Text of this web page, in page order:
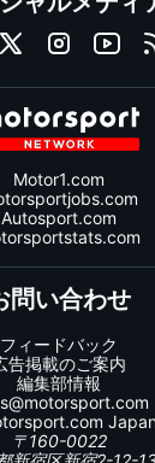
ャルメディ
Motor1.com
Autosport.com
問い合わせ
フィードバック
告掲載のご案内
編集部情報
〒160-0022